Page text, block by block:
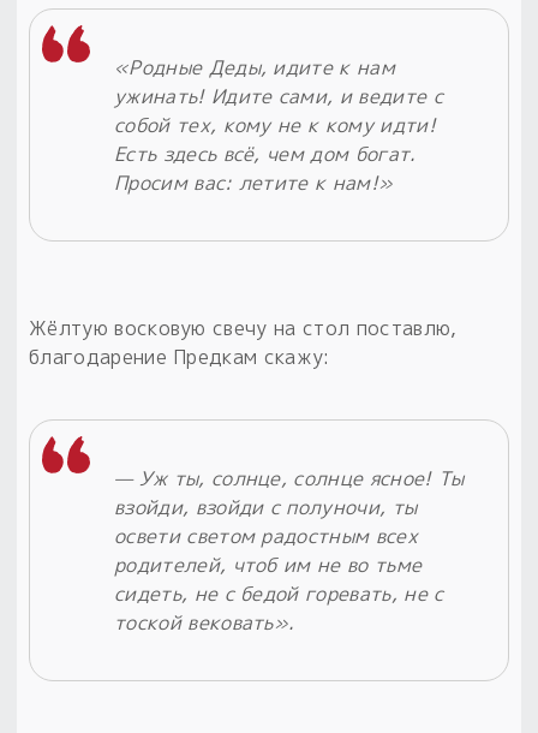
«Родные Деды, идите к нам
ужинать! Идите сами, и ведите с
собой тех, кому не к кому идти!
Есть здесь всё, чем дом богат.
Просим вас: летите к нам!»
Жёлтую восковую свечу на стол поставлю,
благодарение Предкам скажу:
— Уж ты, солнце, солнце ясное! Ты
взойди, взойди с полуночи, ты
освети светом радостным всех
родителей, чтоб им не во тьме
сидеть, не с бедой горевать, не с
тоской вековать».